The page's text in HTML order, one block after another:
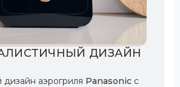
ДИЗАЙН
дизайн аэрогриля Panasonic с